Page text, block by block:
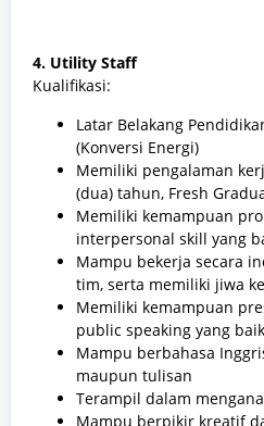
4. Utility Staff
Kualifikasi:
Latar Belakang
(Konversi Energi)
Memiliki pengalaman
(dua) tahun, Fresh
Memiliki kemampuan
interpersonal skill yang
Mampu bekerja secara
tim, serta memiliki jiwa
Memiliki kemampuan
public speaking yang baik
Mampu berbahasa
maupun tulisan
Terampil dalam
Mampu berpikir kreatif